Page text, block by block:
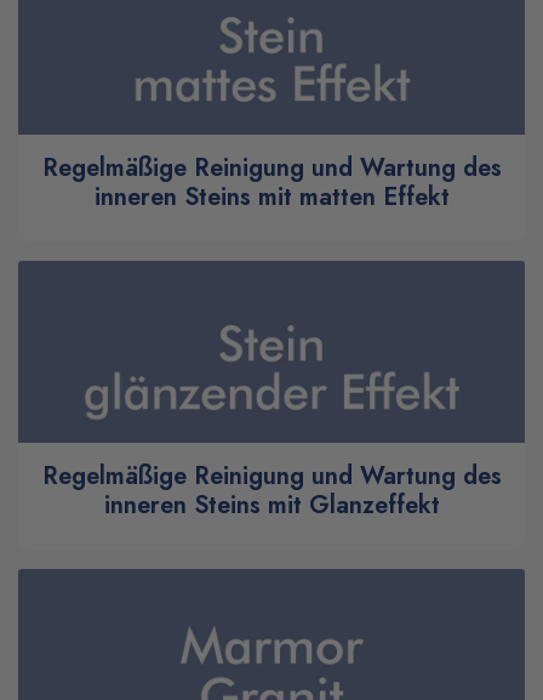
Regelmäßige Reinigung und Wartung des
inneren Steins mit matten Effekt
Regelmäßige Reinigung und Wartung des
inneren Steins mit Glanzeffekt